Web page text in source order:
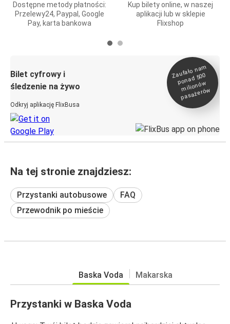
Dostępne metody płatności:
Przelewy24, Paypal, Google
Pay, karta bankowa
Kup bilety online, w naszej
aplikacji lub w sklepie
Flixshop
Bilet cyfrowy i
śledzenie na żywo
Odkryj aplikację FlixBusa
Zaufało na
m
ponad 500
milionó
w
pasażeró
w
Na tej stronie znajdziesz:
Przystanki autobusowe
FAQ
Przewodnik po mieście
Baska Voda Makarska
Przystanki w Baska Voda